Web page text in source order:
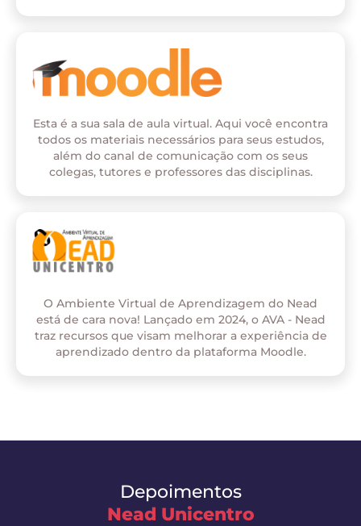
Esta é a sua sala de aula virtual. Aqui você encontra
todos os materiais necessários para seus estudos,
além do canal de comunicação com os seus
colegas, tutores e professores das disciplinas.
O Ambiente Virtual de Aprendizagem do Nead
está de cara nova! Lançado em 2024, o AVA - Nead
traz recursos que visam melhorar a experiência de
aprendizado dentro da plataforma Moodle.
Depoimentos
Nead Unicentro